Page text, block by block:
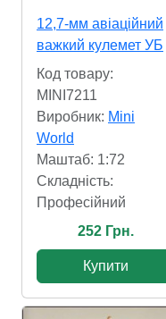
12,7-мм авіаційний
важкий кулемет УБ
Код товару:
MINI7211
Виробник: Mini
World
Маштаб: 1:72
Складність:
Професійний
252 Грн.
Купити